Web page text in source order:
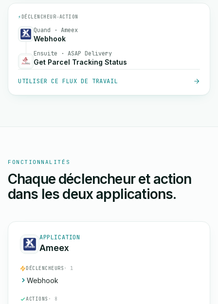
⚡ DÉCLENCHEUR→ACTION
Quand · Ameex
Webhook
Ensuite · ASAP Delivery
Get Parcel Tracking Status
UTILISER CE FLUX DE TRAVAIL
FONCTIONNALITÉS
Chaque déclencheur et action
dans les deux applications.
APPLICATION
Ameex
DÉCLENCHEURS · 1
Webhook
ACTIONS · 8